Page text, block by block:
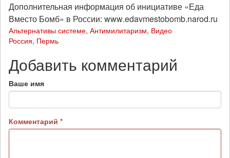
Дополнительная информация об инициативе «Еда
Вместо Бомб» в России: www.edavmestobomb.narod.ru
Альтернативы системе, Антимилитаризм, Видео
Россия, Пермь
Добавить комментарий
Ваше имя
Комментарий *